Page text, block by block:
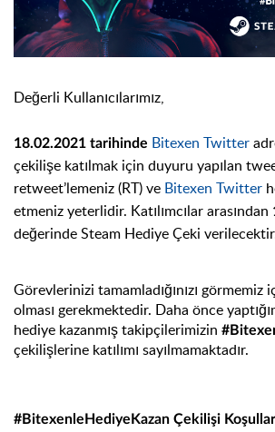
Değerli Kullanıcılarımız,
18.02.2021 tarihinde Bitexen Twitter
çekilişe katılmak için duyuru yapılan
retweet’lemeniz (RT) ve Bitexen Twitter
etmeniz yeterlidir. Katılımcılar arasından
değerinde Steam Hediye Çeki
Görevlerinizi tamamladığınızı
olması gerekmektedir. Daha önce
hediye kazanmış takipçilerimizin
çekilişlerine katılımı sayılmamaktadır.
#BitexenleHediyeKazan Çekilişi